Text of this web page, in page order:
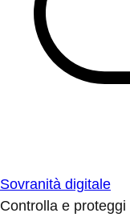
Sovranità digitale
Controlla e